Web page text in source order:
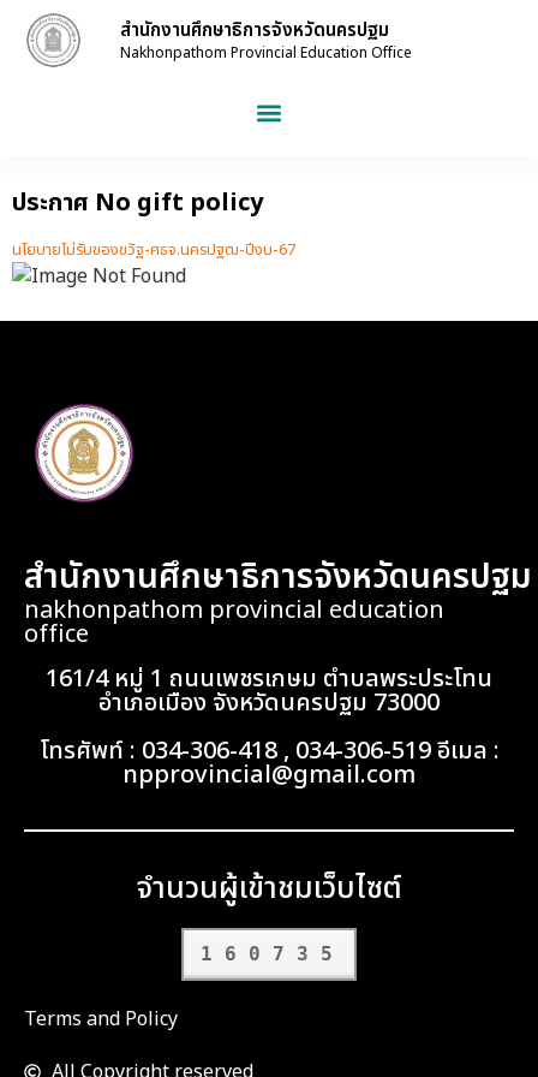
สำนักงานศึกษาธิการจังหวัดนครปฐม
Nakhonpathom Provincial Education Office
ประกาศ No gift policy
นโยบายไม่รับของขวัฐ-ศธจ.นครปฐฒ-ปีงบ-67
สำนักงานศึกษาธิการจังหวัดนครปฐม
nakhonpathom provincial education
office
161/4 หมู่ 1 ถนนเพชรเกษม ตำบลพระประโทน
อำเภอเมือง จังหวัดนครปฐม 73000
โทรศัพท์ : 034-306-418 , 034-306-519 อีเมล :
npprovincial@gmail.com
จำนวนผู้เข้าชมเว็บไซต์
160735
Terms and Policy